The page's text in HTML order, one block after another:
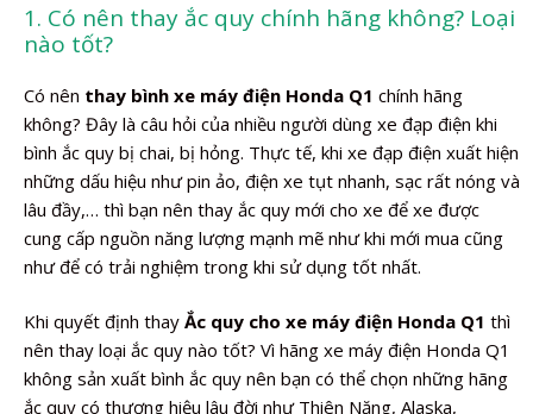
1. Có nên thay ắc quy chính hãng không? Loại
nào tốt?
Có nên thay bình xe máy điện Honda Q1 chính hãng
không? Đây là câu hỏi của nhiều người dùng xe đạp điện khi
bình ắc quy bị chai, bị hỏng. Thực tế, khi xe đạp điện xuất hiện
những dấu hiệu như pin ảo, điện xe tụt nhanh, sạc rất nóng và
lâu đầy,… thì bạn nên thay ắc quy mới cho xe để xe được
cung cấp nguồn năng lượng mạnh mẽ như khi mới mua cũng
như để có trải nghiệm trong khi sử dụng tốt nhất.
Khi quyết định thay Ắc quy cho xe máy điện Honda Q1 thì
nên thay loại ắc quy nào tốt? Vì hãng xe máy điện Honda Q1
không sản xuất bình ắc quy nên bạn có thể chọn những hãng
ắc quy có thương hiệu lâu đời như Thiên Năng, Alaska,